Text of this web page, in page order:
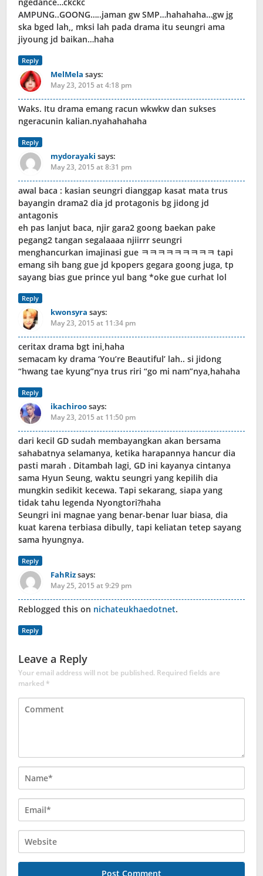
ngedance…ckckc
AMPUNG..GOONG…..jaman gw SMP…hahahaha…gw jg
ska bged lah,, mksi lah pada drama itu seungri ama
jiyoung jd baikan…haha
Reply
MelMela says:
May 23, 2015 at 4:18 pm
Waks. Itu drama emang racun wkwkw dan sukses
ngeracunin kalian.nyahahahaha
Reply
mydorayaki says:
May 23, 2015 at 8:31 pm
awal baca : kasian seungri dianggap kasat mata trus
bayangin drama2 dia jd protagonis bg jidong jd
antagonis
eh pas lanjut baca, njir gara2 goong baekan pake
pegang2 tangan segalaaaa njiirrr seungri
menghancurkan imajinasi gue ㅋㅋㅋㅋㅋㅋㅋㅋㅋ tapi
emang sih bang gue jd kpopers gegara goong juga, tp
sayang bias gue prince yul bang *oke gue curhat lol
Reply
kwonsyra says:
May 23, 2015 at 11:34 pm
ceritax drama bgt ini,haha
semacam ky drama ‘You’re Beautiful’ lah.. si jidong
“hwang tae kyung”nya trus riri “go mi nam”nya,hahaha
Reply
ikachiroosays:
May 23, 2015 at 11:50 pm
dari kecil GD sudah membayangkan akan bersama
sahabatnya selamanya, ketika harapannya hancur dia
pasti marah . Ditambah lagi, GD ini kayanya cintanya
sama Hyun Seung, waktu seungri yang kepilih dia
mungkin sedikit kecewa. Tapi sekarang, siapa yang
tidak tahu legenda Nyongtori?haha
Seungri ini magnae yang benar-benar luar biasa, dia
kuat karena terbiasa dibully, tapi keliatan tetep sayang
sama hyungnya.
Reply
FahRizsays:
May 25, 2015 at 9:29 pm
Reblogged this on nichateukhaedotnet.
Reply
Leave a Reply
Your email address will not be published. Required fields are
marked*